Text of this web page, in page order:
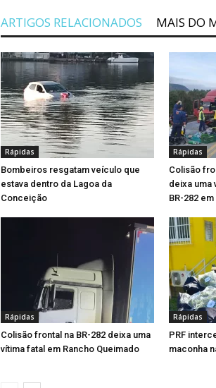
ARTIGOS RELACIONADOS MAIS DO
Rápidas
Bombeiros resgatam veículo que
estava dentro da Lagoa da
Conceição
Rápidas
Colisão
deixa uma
BR-282
Rápidas
Colisão frontal na BR-282 deixa uma
vítima fatal em Rancho Queimado
Rápidas
PRF
maconha